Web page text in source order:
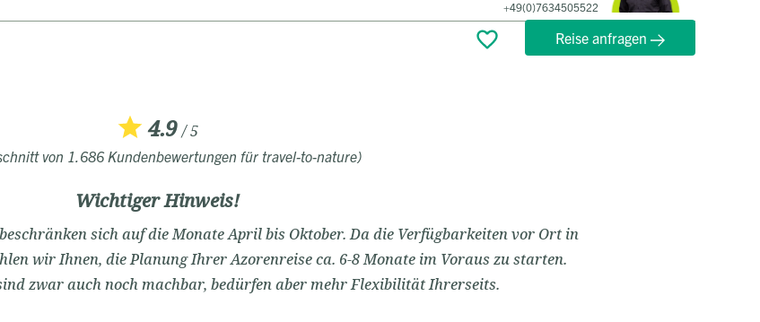
+49(0)7634505522
Reise anfragen
Reiseverlauf Bewertungen Termine FAQ
4.9/ 5
von 1.686 Kundenbewertungen für travel-to-nature)
Wichtiger Hinweis!
sich auf die Monate April bis Oktober. Da die Verfügbarkeiten vor Ort in
wir Ihnen, die Planung Ihrer Azorenreise ca. 6-8 Monate im Voraus zu starten.
zwar auch noch machbar, bedürfen aber mehr Flexibilität Ihrerseits.